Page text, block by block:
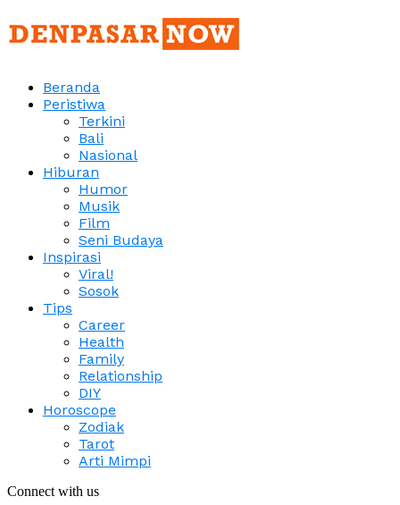
Beranda
Peristiwa
Terkini
Bali
Nasional
Hiburan
Humor
Musik
Film
Seni Budaya
Inspirasi
Viral!
Sosok
Tips
Career
Health
Family
Relationship
DIY
Horoscope
Zodiak
Tarot
Arti Mimpi
Connect with us